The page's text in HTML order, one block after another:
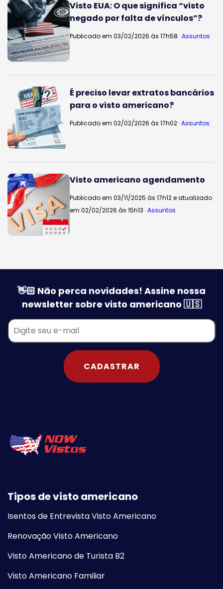
Visto EUA: O que significa “visto
negado por falta de vínculos”?
Publicado em 03/02/2026 às 17h58 ·Assuntos
É preciso levar extratos bancários
para o visto americano?
Publicado em 02/02/2026 às 17h02 ·Assuntos
Visto americano agendamento
Publicado em 03/11/2025 às 17h12 e atualizado
em 02/02/2026 às 15h13 ·Assuntos
👋🏻 Não perca novidades! Assine nossa
newsletter sobre visto americano 🇺🇸
CADASTRAR
Tipos de visto americano
Isentos de Entrevista Visto Americano
Renovação Visto Americano
Visto Americano de Turista B2
Visto Americano Familiar